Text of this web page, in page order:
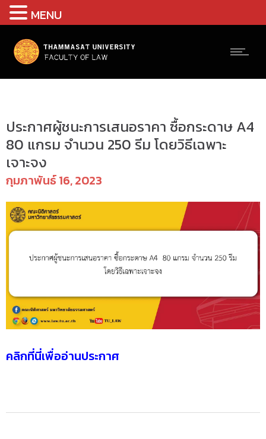
ประกาศผู้ชนะการเสนอราคา ซื้อกระดาษ A4
80 แกรม จำนวน 250 รีม โดยวิธีเฉพาะ
เจาะจง
กุมภาพันธ์ 16, 2023
คลิกที่นี่เพื่ออ่านประกาศ
MENU